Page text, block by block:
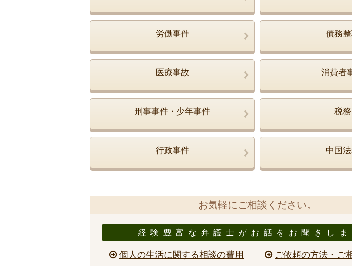
労働事件 債務
医療事故 消費者
刑事事件・少年事件 税務
行政事件 中国
お気軽にご相談ください。
経験豊富な弁護士がお話をお聞きしま
個人の生活に関する相談の費用 ご依頼の方法・ご